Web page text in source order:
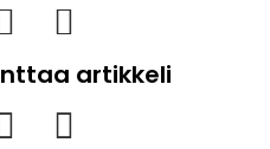
artikkeli